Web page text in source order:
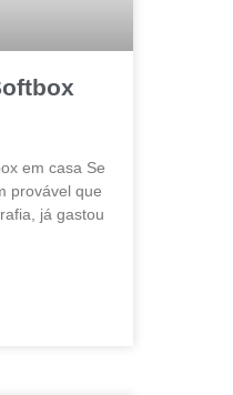
em casa Se
provável que
já gastou